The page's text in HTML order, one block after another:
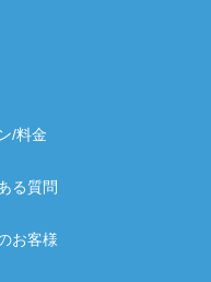
/料金
る質問
お客様